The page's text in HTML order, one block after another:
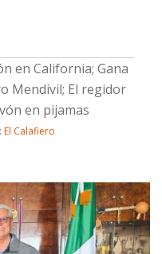
en California; Gana
Mendivil; El regidor
en pijamas
El Calafiero